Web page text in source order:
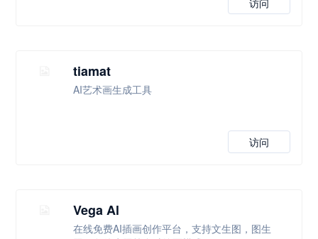
访问
tiamat
AI艺术画生成工具
访问
Vega Al
在线免费AI插画创作平台，支持文生图，图生